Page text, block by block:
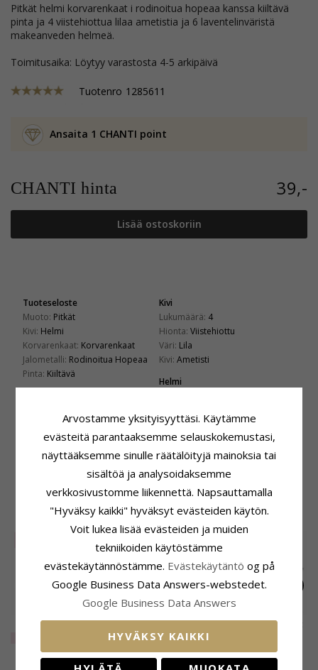
pitkät helmi korvarenkaat i rodinoitua hopeaa kanssa kiiltävä
pinta ja 4 viistehiottua lilaa ametistia ja 6 laventelinväristä
makeanveden helmeä.
Toimitusaika: Löytyy varastosta 4-5 arkipäivä
Tuotenro 1285611
Ansaita 1 CHANTI point
CHANTI hinta 39,-
Lisää ostoskoriin
Tuoteseloste
Muoto: Pitkät
Kivi: Helmi
Korvarenkaat: Korvarenkaat
Jalometalli: Rodinoitua Hopeaa
Pinta: Kiiltävä
Kivi
Lukumäärä: 4
Hionta: Viistehiottu
Väri: Lila
Kivi: Ametisti
Helmi
Tyyppi:Makeanveden Helmi
Leveys:7 mm
Toimitusaika: 4-5 Arkipäivä
ASIAKKAAT OSTAVAT MYÖS
Støvring Design
Lila zirkoni sormus
rodinoitua hopeaa
CHANTI hinta 50,-
Tähti korvarenkaat
Arvostamme yksityisyyttäsi. Käytämme
evästeitä parantaaksemme selauskokemustasi,
näyttääksemme sinulle räätälöityjä mainoksia tai
sisältöä ja analysoidaksemme
verkkosivustomme liikennettä. Napsauttamalla
"Hyväksy kaikki" hyväksyt evästeiden käytön.
Voit lukea lisää evästeiden ja muiden
tekniikoiden käytöstämme
evästekäytännöstämme. Evästekäytäntö og på
Google Business Data Answers-webstedet.
Google Business Data Answers
HYVÄKSY KAIKKI